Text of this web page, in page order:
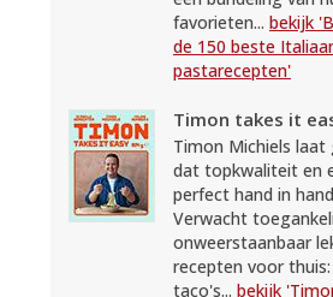
favorieten... bekijk
de 150 beste
pastarecepten'
Timon takes it
Timon Michiels laat
dat topkwaliteit en
perfect hand in
Verwacht
onweerstaanbaar
recepten voor
taco's... bekijk